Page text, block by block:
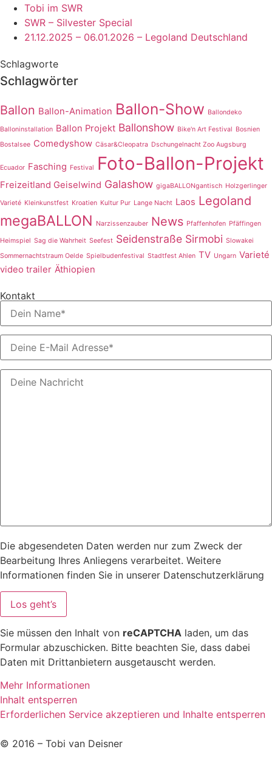
Tobi im SWR
SWR – Silvester Special
21.12.2025 – 06.01.2026 – Legoland Deutschland
Schlagworte
Schlagwörter
Ballon Ballon-Animation Ballon-Show Ballondeko
Balloninstallation Ballon Projekt Ballonshow Bike'n Art Festival Bosnien
Bostalsee Comedyshow Cäsar&Cleopatra Dschungelnacht Zoo Augsburg
Ecuador Fasching Festival Foto-Ballon-Projekt
Freizeitland Geiselwind Galashow gigaBALLONgantisch Holzgerlinger
Varieté Kleinkunstfest Kroatien Kultur Pur Lange Nacht Laos Legoland
megaBALLON Narzissenzauber News Pfaffenhofen Pfäffingen
Heimspiel Sag die Wahrheit Seefest Seidenstraße Sirmobi Slowakei
Sommernachtstraum Oelde Spielbudenfestival Stadtfest Ahlen TV Ungarn Varieté
video trailer Äthiopien
Kontakt
Die abgesendeten Daten werden nur zum Zweck der
Bearbeitung Ihres Anliegens verarbeitet. Weitere
Informationen finden Sie in unserer Datenschutzerklärung
Sie müssen den Inhalt von reCAPTCHA laden, um das
Formular abzuschicken. Bitte beachten Sie, dass dabei
Daten mit Drittanbietern ausgetauscht werden.
Mehr Informationen
Inhalt entsperren
Erforderlichen Service akzeptieren und Inhalte entsperren
© 2016 – Tobi van Deisner